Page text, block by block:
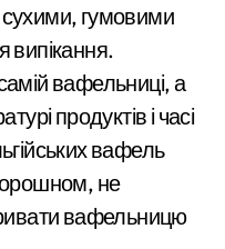
гумовими
випікання.
вафельниці, а
продуктів і часі
вафель
не
вафельницю